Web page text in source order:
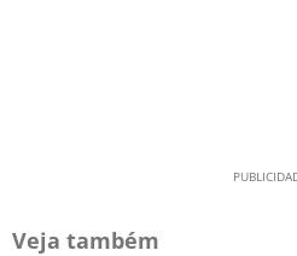
Veja também